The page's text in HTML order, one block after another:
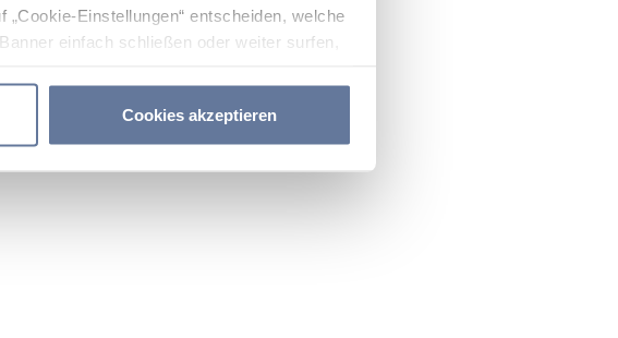
Einstellungen“ entscheiden, welche
einfach schließen oder weiter surfen,
Cookies akzeptieren